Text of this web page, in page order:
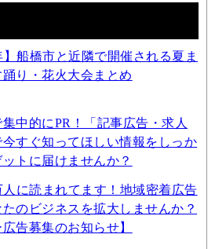
】船橋市と近隣で開催される夏ま
り・花火大会まとめ
中的にPR！「記事広告・求人
今すぐ知ってほしい情報をしっか
ットに届けませんか？
人に読まれてます！地域密着広告
のビジネスを拡大しませんか？
広告募集のお知らせ】